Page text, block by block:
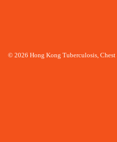
© 2026 Hong Kong Tuberculosis, Chest